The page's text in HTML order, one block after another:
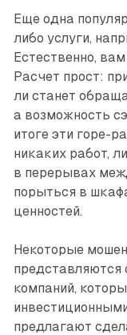
Еще одна
либо услуги,
Естественно,
Расчет прост:
ли станет
а возможность
итоге эти горе-
никаких работ,
в перерывах
порыться в
ценностей.
Некоторые
представляются
компаний,
предлагают